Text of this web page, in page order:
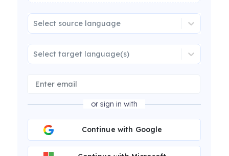
Select source language
Select target language(s)
or sign in with
Continue with Google